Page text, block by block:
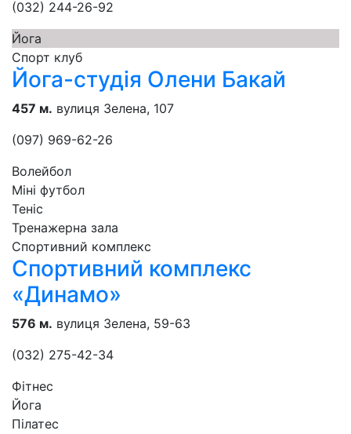
(032) 244-26-92
Йога
Спорт клуб
Йога-студія Олени Бакай
457 м. вулиця Зелена, 107
(097) 969-62-26
Волейбол
Міні футбол
Теніс
Тренажерна зала
Спортивний комплекс
Спортивний комплекс
«Динамо»
576 м. вулиця Зелена, 59-63
(032) 275-42-34
Фітнес
Йога
Пілатес